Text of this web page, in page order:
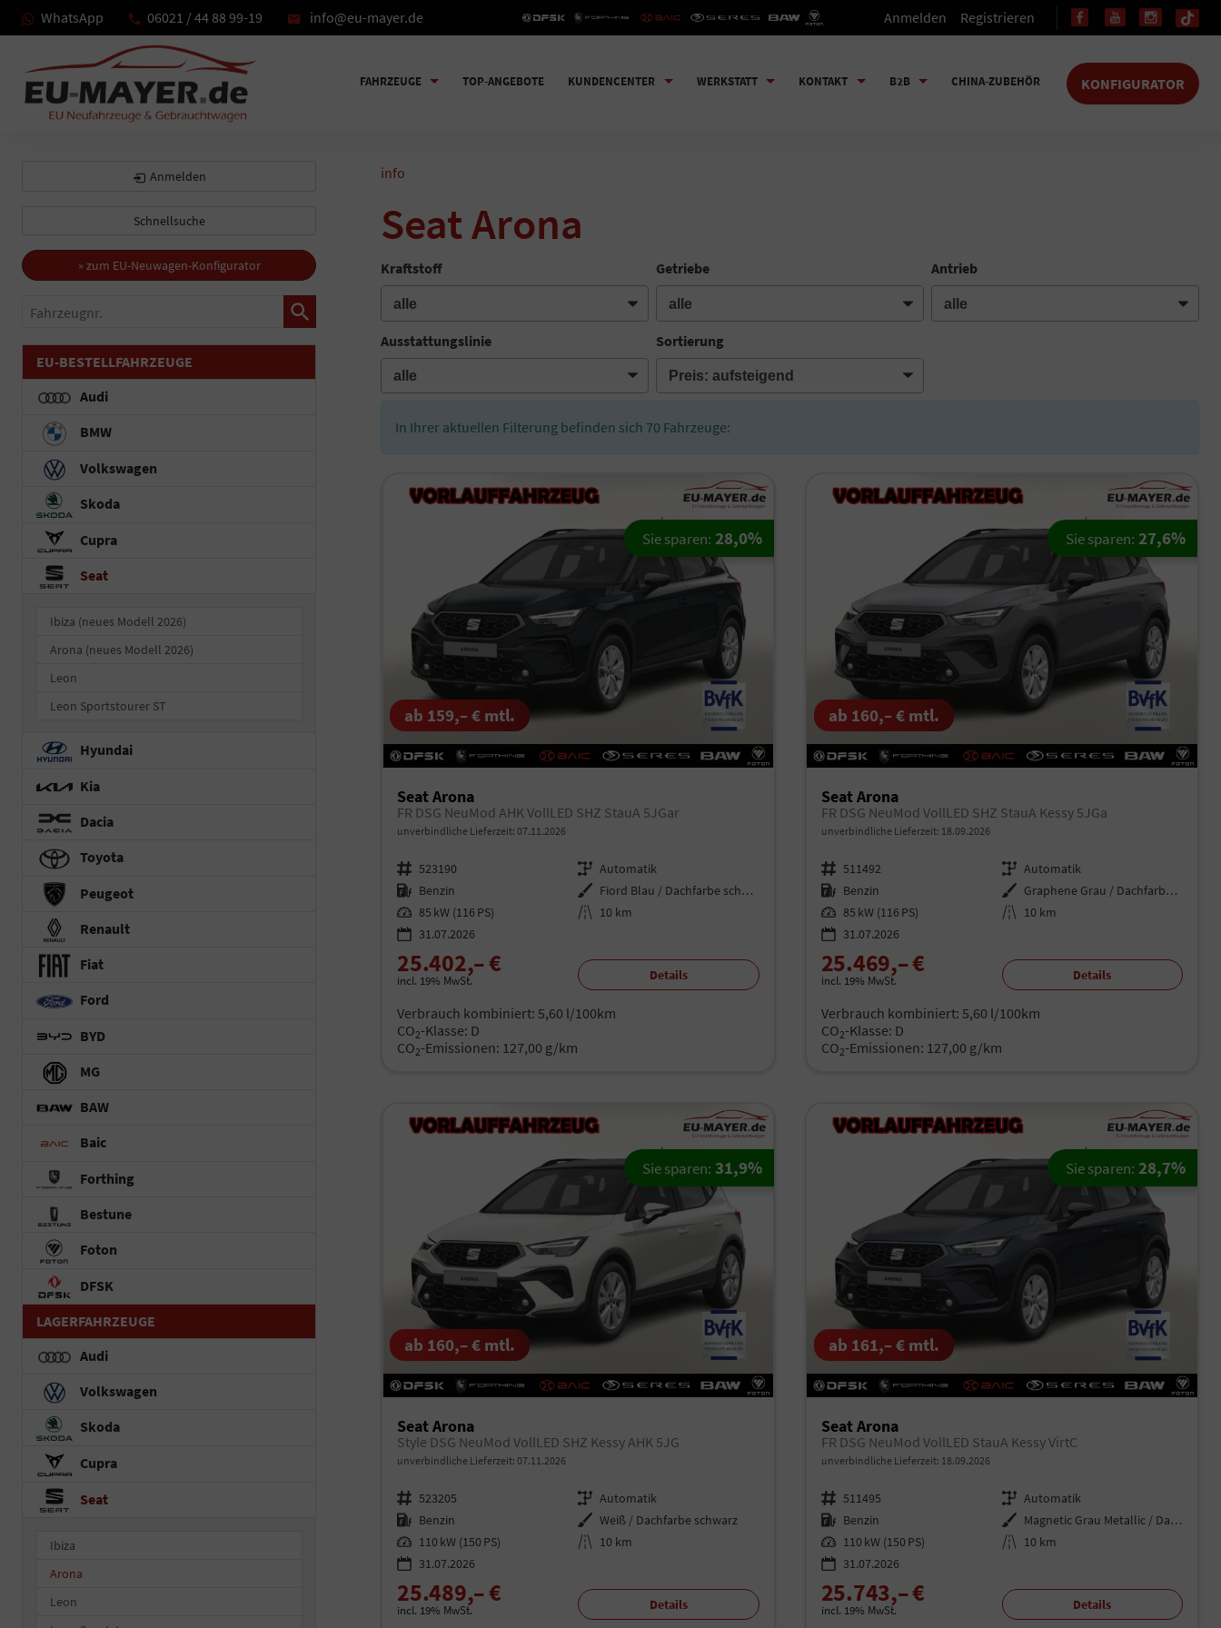
WhatsApp 06021 / 44 88 99-19 info@eu-mayer.de Anmelden Registrieren
FAHRZEUGE TOP-ANGEBOTE KUNDENCENTER WERKSTATT KONTAKT B2B CHINA-ZUBEHÖR KONFIGURATOR
info
Seat Arona
Kraftstoff Getriebe Antrieb
Ausstattungslinie Sortierung
In Ihrer aktuellen Filterung befinden sich 70 Fahrzeuge:
ab 159,– € mtl.
Seat Arona
FR DSG NeuMod AHK VollLED SHZ StauA 5JGar
unverbindliche Lieferzeit: 07.11.2026
Fahrzeugnr. 523190 Getriebe Automatik
Kraftstoff Benzin Außenfarbe
Fiord Blau / Dachfarbe schwarz
Leistung 85 kW (116 PS) Kilometerstand 10 km
31.07.2026
25.402,– €
incl. 19% MwSt.
Sie sparen: 28,0%
Details
Verbrauch kombiniert: 5,60 l/100km
CO2-Klasse: D
CO2-Emissionen: 127,00 g/km
ab 160,– € mtl.
Seat Arona
FR DSG NeuMod VollLED SHZ StauA Kessy 5JGa
unverbindliche Lieferzeit: 18.09.2026
Fahrzeugnr. 511492 Getriebe Automatik
Kraftstoff Benzin Außenfarbe
Graphene Grau / Dachfarbe schwar
Leistung 85 kW (116 PS) Kilometerstand 10 km
31.07.2026
25.469,– €
incl. 19% MwSt.
Sie sparen: 27,6%
Details
Verbrauch kombiniert: 5,60 l/100km
CO2-Klasse: D
CO2-Emissionen: 127,00 g/km
ab 160,– € mtl.
Seat Arona
Style DSG NeuMod VollLED SHZ Kessy AHK 5JG
unverbindliche Lieferzeit: 07.11.2026
Fahrzeugnr. 523205 Getriebe Automatik
Kraftstoff Benzin Außenfarbe Weiß / Dachfarbe schwarz
Leistung 110 kW (150 PS) Kilometerstand 10 km
31.07.2026
25.489,– €
incl. 19% MwSt.
Sie sparen: 31,9%
Details
ab 161,– € mtl.
Seat Arona
FR DSG NeuMod VollLED StauA Kessy VirtC
unverbindliche Lieferzeit: 18.09.2026
Fahrzeugnr. 511495 Getriebe Automatik
Kraftstoff Benzin Außenfarbe
Magnetic Grau Metallic / Dachfar
Leistung 110 kW (150 PS) Kilometerstand 10 km
31.07.2026
25.743,– €
incl. 19% MwSt.
Sie sparen: 28,7%
Details
Anmelden
Schnellsuche
» zum EU-Neuwagen-Konfigurator
Fahrzeugnr.
EU-BESTELLFAHRZEUGE
Audi
BMW
Volkswagen
Skoda
Cupra
Seat
Ibiza (neues Modell 2026)
Arona (neues Modell 2026)
Leon
Leon Sportstourer ST
Hyundai
Kia
Dacia
Toyota
Peugeot
Renault
Fiat
Ford
BYD
MG
BAW
Baic
Forthing
Bestune
Foton
DFSK
LAGERFAHRZEUGE
Audi
Volkswagen
Skoda
Cupra
Seat
Ibiza
Arona
Leon